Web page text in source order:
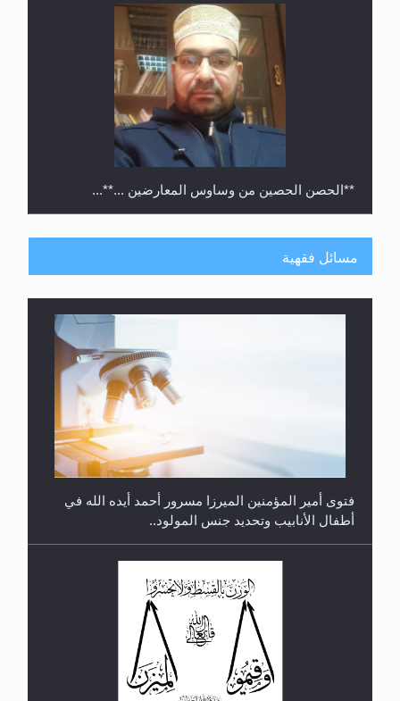
**الحصن الحصين من وساوس المعارضين ...**...
رأيٌ في لغة المسيح الموعود عليه السلام.. 4...
مسائل فقهية
فتوى أمير المؤمنين الميرزا مسرور أحمد أيده الله في
أطفال الأنابيب وتحديد جنس المولود..